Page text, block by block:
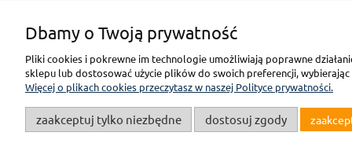
ONLINE
tel.:
22-613-26-13
e-mail:BIURO@F3M.PL
REGULAMINY
POLITYKA
GPSR
Dbamy o Twoją prywatność
Pliki cookies i pokrewne im technologie umożliwiają poprawne
sklepu lub dostosować użycie plików do swoich preferencji,
Więcej o plikach cookies przeczytasz w naszej Polityce prywatności.
zaakceptuj tylko niezbędne dostosuj zgody